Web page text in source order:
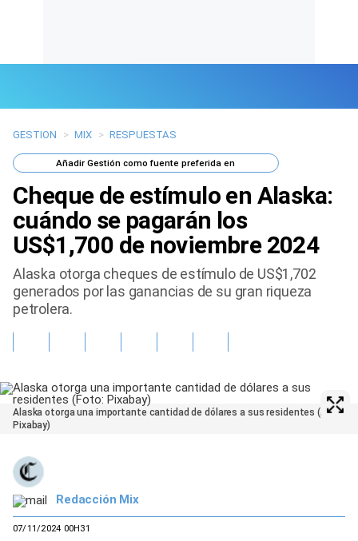
Últimas Noticias
Mi Bolsillo
Respuestas
Gente
Vida Laboral
Sports
GESTION > MIX > RESPUESTAS
AñadirGestión como fuente preferida en
Cheque de estímulo en Alaska:
cuándo se pagarán los
US$1,700 de noviembre 2024
Alaska otorga cheques de estímulo de US$1,702
generados por las ganancias de su gran riqueza
petrolera.
Alaska otorga una importante cantidad de dólares a sus residentes (Foto:
Pixabay)
Redacción Mix
07/11/2024 00H31